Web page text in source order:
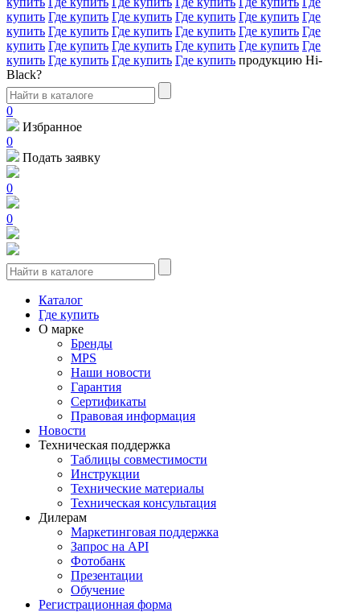
купить Где купить Где купить Где купить Где купить Где
купить Где купить Где купить Где купить Где купить Где
купить Где купить Где купить Где купить Где купить Где
купить Где купить Где купить Где купить продукцию Hi-
Black?
0
Избранное
0
Подать заявку
0
0
Каталог
Где купить
О марке
Бренды
MPS
Наши новости
Гарантия
Сертификаты
Правовая информация
Новости
Техническая поддержка
Таблицы совместимости
Инструкции
Технические материалы
Техническая консультация
Дилерам
Маркетинговая поддержка
Запрос на API
Фотобанк
Презентации
Обучение
Регистрационная форма